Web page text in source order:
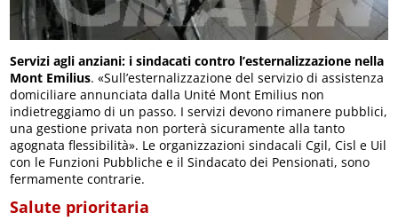
Servizi agli anziani: i sindacati contro l’esternalizzazione nella
Mont Emilius. «Sull’esternalizzazione del servizio di assistenza
domiciliare annunciata dalla Unité Mont Emilius non
indietreggiamo di un passo. I servizi devono rimanere pubblici,
una gestione privata non porterà sicuramente alla tanto
agognata flessibilità». Le organizzazioni sindacali Cgil, Cisl e Uil
con le Funzioni Pubbliche e il Sindacato dei Pensionati, sono
fermamente contrarie.
Salute prioritaria